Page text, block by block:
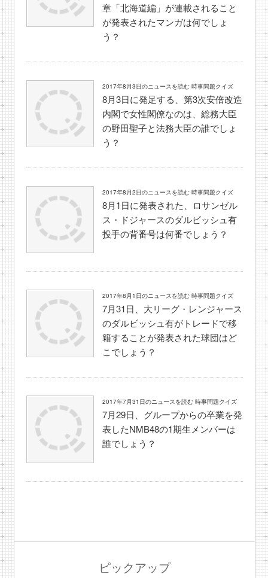
章「北海道編」が連載されること
が発表されたマンガは何でしょ
う？
2017年8月3日のニュースを読む 時事問題クイズ
8月3日に発足する、第3次安倍改造
内閣で女性閣僚なのは、総務大臣
の野田聖子と法務大臣の誰でしょ
う？
2017年8月2日のニュースを読む 時事問題クイズ
8月1日に発表された、ロサンゼル
ス・ドジャースのダルビッシュ有
投手の背番号は何番でしょう？
2017年8月1日のニュースを読む 時事問題クイズ
7月31日、大リーグ・レンジャース
のダルビッシュ有がトレードで移
籍することが発表された球団はど
こでしょう？
2017年7月31日のニュースを読む 時事問題クイズ
7月29日、グループからの卒業を発
表したNMB48の1期生メンバーは
誰でしょう？
ピックアップ